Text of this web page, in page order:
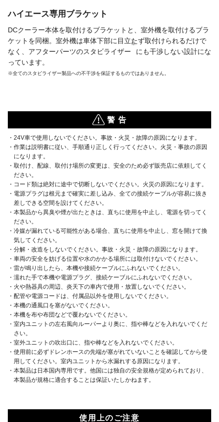
ハイエース専用ブラケット
DCクーラー本体を取付けるブラケットと、室外機を取付けるブラ
ケットを同梱。室外機は車体下部に目立たず取付けられるだけで
なく、アフターパーツのスタビライザー
※
にも干渉しない設計にな
っています。
※全てのスタビライザー製品への不干渉を保証するものではありません。
警 告
・24V車で使用しないでください。事故・火災・故障の原因になります。
・作業は説明書に従い、手順通り正しく行ってください。火災・事故の原因
になります。
・取付け、配線、取付け場所の変更は、安全のため必ず販売店に依頼してく
ださい。
・コード類は絶対に途中で切断しないでください。火災の原因になります。
・電源プラグは根元まで確実に差し込み、全ての接続ケーブルが容易に抜き
差しできる空間を設けてください。
・本製品から異臭や煙が出たときは、直ちに使用を中止し、電源を切ってく
ださい。
・冷媒が漏れている可能性がある場合、直ちに使用を中止し、窓を開けて換
気してください。
・分解・改造をしないでください。事故・火災・故障の原因になります。
・車両の安全を妨げる位置や水のかかる場所には取付けないでください。
・雷が鳴り出したら、本機や接続ケーブルにふれないでください。
・濡れた手で本機や電源プラグ、接続ケーブルにふれないでください。
・火や熱器具の周辺、炎天下の車内で使用・放置しないでください。
・配管や電源コードは、付属品以外を使用しないでください。
・本機の通風口を塞がないでください。
・本機を布や布団などで覆わないでください。
・室内ユニットの左右風向ルーパーより奥に、指や棒などを入れないでくだ
さい。
・室外ユニットの吹出口に、指や棒などを入れないでください。
・使用前に必ずドレンホースの先端が塞がれていないことを確認してから使
用してください。室内ユニットから水漏れする原因になります。
・本製品は日本国内専用です。他国には独自の安全規格が定められており、
本製品が規格に適合することは保証いたしかねます。
使用上のご注意